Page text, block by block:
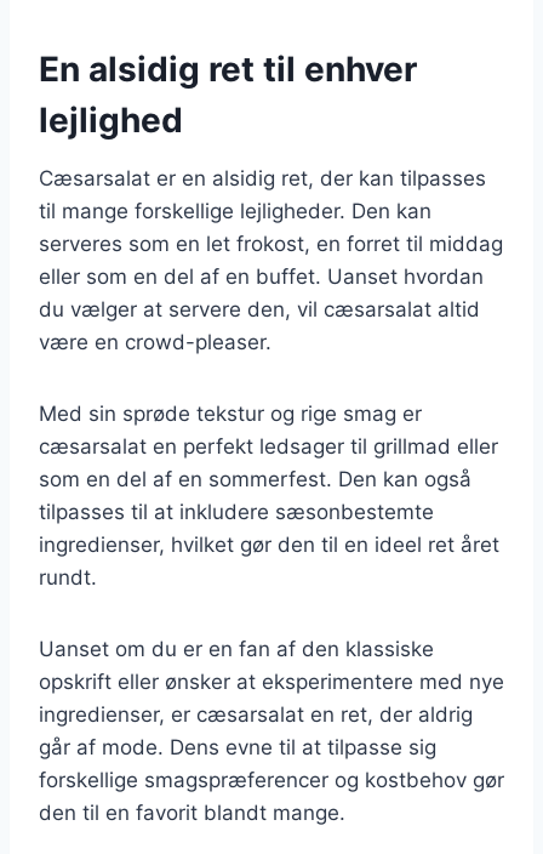
En alsidig ret til enhver
lejlighed
Cæsarsalat er en alsidig ret, der kan tilpasses
til mange forskellige lejligheder. Den kan
serveres som en let frokost, en forret til middag
eller som en del af en buffet. Uanset hvordan
du vælger at servere den, vil cæsarsalat altid
være en crowd-pleaser.
Med sin sprøde tekstur og rige smag er
cæsarsalat en perfekt ledsager til grillmad eller
som en del af en sommerfest. Den kan også
tilpasses til at inkludere sæsonbestemte
ingredienser, hvilket gør den til en ideel ret året
rundt.
Uanset om du er en fan af den klassiske
opskrift eller ønsker at eksperimentere med nye
ingredienser, er cæsarsalat en ret, der aldrig
går af mode. Dens evne til at tilpasse sig
forskellige smagspræferencer og kostbehov gør
den til en favorit blandt mange.